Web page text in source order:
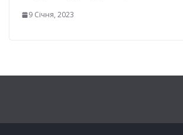
9 Січня, 2023